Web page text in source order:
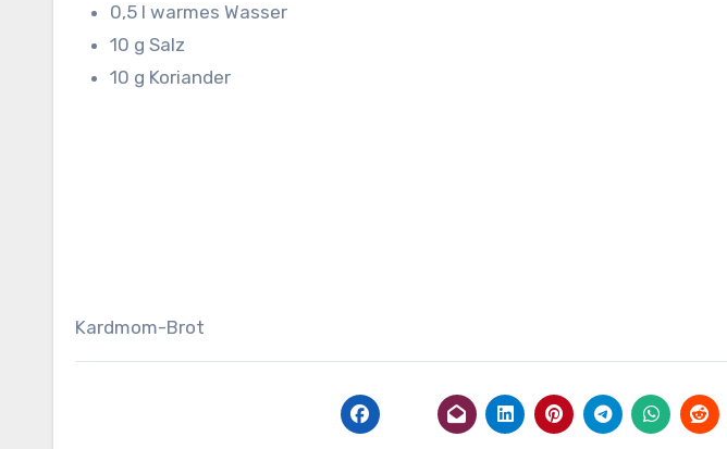
0,5 l warmes Wasser
10 g Salz
10 g Koriander
Kardmom-Brot